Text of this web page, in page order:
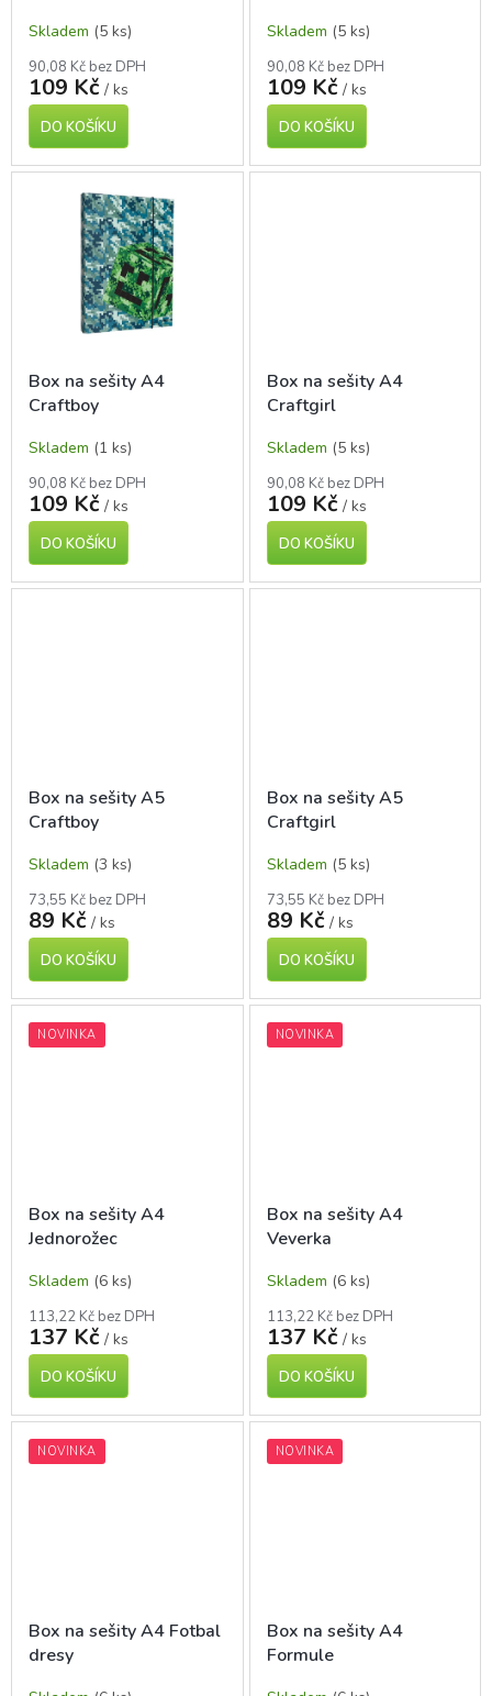
t
ů
Skladem (5 ks)
90,08 Kč bez DPH
109 Kč / ks
DO KOŠÍKU
Skladem (5 ks)
90,08 Kč bez DPH
109 Kč / ks
DO KOŠÍKU
Box na sešity A4
Craftboy
Skladem (1 ks)
90,08 Kč bez DPH
109 Kč / ks
DO KOŠÍKU
Box na sešity A4
Craftgirl
Skladem (5 ks)
90,08 Kč bez DPH
109 Kč / ks
DO KOŠÍKU
Box na sešity A5
Craftboy
Skladem (3 ks)
73,55 Kč bez DPH
89 Kč / ks
DO KOŠÍKU
Box na sešity A5
Craftgirl
Skladem (5 ks)
73,55 Kč bez DPH
89 Kč / ks
DO KOŠÍKU
NOVINKA
Box na sešity A4
Jednorožec
Skladem (6 ks)
113,22 Kč bez DPH
137 Kč / ks
DO KOŠÍKU
NOVINKA
Box na sešity A4
Veverka
Skladem (6 ks)
113,22 Kč bez DPH
137 Kč / ks
DO KOŠÍKU
NOVINKA
Box na sešity A4 Fotbal
dresy
NOVINKA
Box na sešity A4
Formule